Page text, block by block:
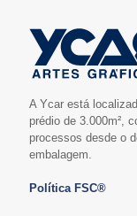
A Ycar está
prédio de 3.000m²,
processos desde o
embalagem.
Política FSC®